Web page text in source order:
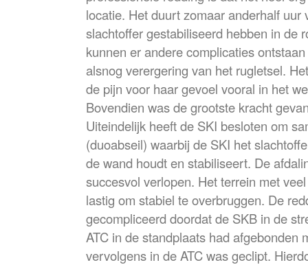
locatie. Het duurt zomaar anderhalf uur
slachtoffer gestabiliseerd hebben in de
kunnen er andere complicaties
alsnog verergering van het rugletsel.
de pijn voor haar gevoel vooral in het
Bovendien was de grootste kracht
Uiteindelijk heeft de SKI besloten om
(duoabseil) waarbij de SKI het
de wand houdt en stabiliseert. De
succesvol verlopen. Het terrein met
lastig om stabiel te overbruggen. De
gecompliceerd doordat de SKB in de
ATC in de standplaats had afgebonden
vervolgens in de ATC was geclipt.